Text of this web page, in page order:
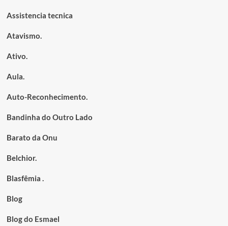
Assistencia tecnica
Atavismo.
Ativo.
Aula.
Auto-Reconhecimento.
Bandinha do Outro Lado
Barato da Onu
Belchior.
Blasfêmia .
Blog
Blog do Esmael